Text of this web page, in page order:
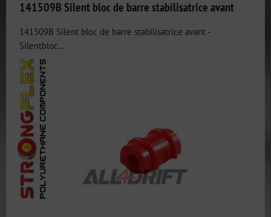
141509B Silent bloc de barre stabilisatrice avant
141509B Silent bloc de barre stabilisatrice avant -
Silentbloc...